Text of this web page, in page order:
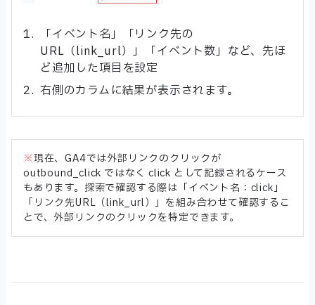
「イベント名」「リンク先の
URL（link_url）」「イベント数」など、先ほ
ど追加した項目を設定
右側のカラムに結果が表示されます。
※現在、GA4では外部リンクのクリックが
outbound_click ではなく click として記録されるケース
もあります。探索で確認する際は「イベント名：click」
「リンク先URL（link_url）」を組み合わせて確認するこ
とで、外部リンクのクリックを特定できます。